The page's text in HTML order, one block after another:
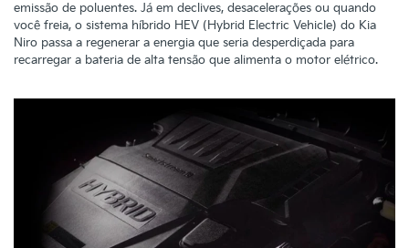
emissão de poluentes. Já em declives, desacelerações ou quando
você freia, o sistema híbrido HEV (Hybrid Electric Vehicle) do Kia
Niro passa a regenerar a energia que seria desperdiçada para
recarregar a bateria de alta tensão que alimenta o motor elétrico.